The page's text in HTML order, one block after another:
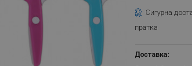
Сигурна
пратка
Доставка: